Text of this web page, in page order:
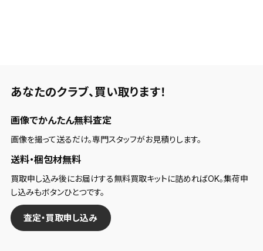
あなたのクラブ、 買い取ります！
画像でかんたん無料査定
画像を撮って送るだけ。専門スタッフがお見積りします。
送料・梱包材無料
買取申し込み後にお届けする無料買取キットに詰めればOK。集荷申
し込みもボタンひとつです。
査定・買取申し込み